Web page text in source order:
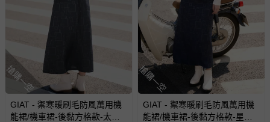
搶購一空
GIAT - 禦寒暖刷毛防風萬用機
能裙/機車裙-後黏方格款-太空
搶購一空
GIAT - 禦寒暖刷毛防風萬用機
能裙/機車裙-後黏方格款-星霧